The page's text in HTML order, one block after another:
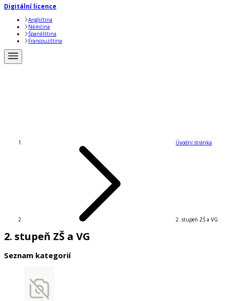
Digitální licence
Angličtina
Němčina
Španělština
Francouzština
Úvodní stránka
2. stupeň ZŠ a VG
2. stupeň ZŠ a VG
Seznam kategorií